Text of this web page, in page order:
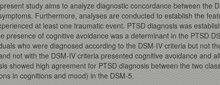
study aims to analyze diagnostic concordance between the
Furthermore, analyses are conducted to establish the
at least one traumatic event. PTSD diagnosis was
presence of cognitive avoidance was a determinant in the PTSD
who were diagnosed according to the DSM-IV criteria but not
not with the DSM-IV criteria presented cognitive avoidance and
showed high agreement for PTSD diagnosis between the two
in cognitions and mood) in the DSM-5.